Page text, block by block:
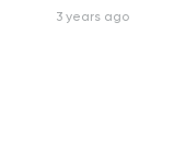
3 years ago